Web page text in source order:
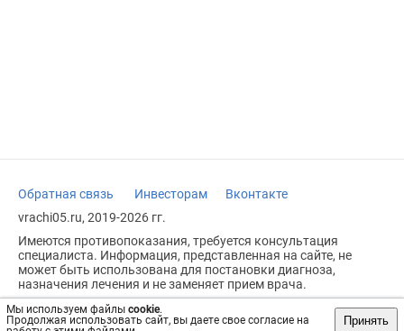
Мы используем файлы cookie.
Продолжая использовать сайт, вы даете свое согласие на
Принять
Обратная связь Инвесторам
Вконтакте
vrachi05.ru, 2019-2026 гг.
Имеются противопоказания, требуется консультация
специалиста. Информация, представленная на сайте, не
может быть использована для постановки диагноза,
назначения лечения и не заменяет прием врача.
Возрастное ограничение: 18+